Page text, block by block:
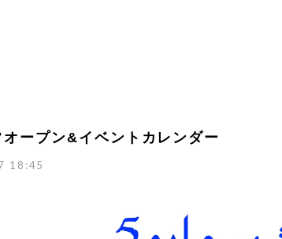
ープン&イベントカレンダー
18:45